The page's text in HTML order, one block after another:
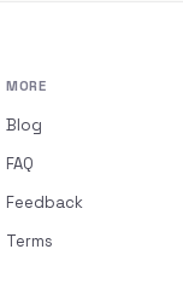
MORE
Blog
FAQ
Feedback
Terms